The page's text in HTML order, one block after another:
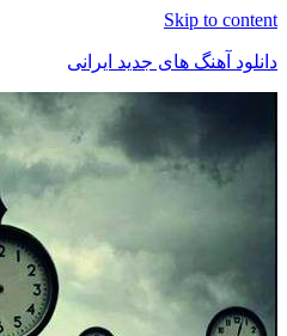
Skip to
آهنگ های جدید ایرانی